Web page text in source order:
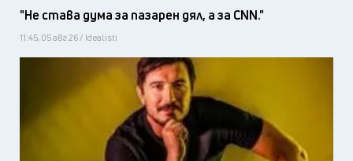
"Не става дума за пазарен дял, а за CNN."
11:45, 05 авг 26 / Idealisti